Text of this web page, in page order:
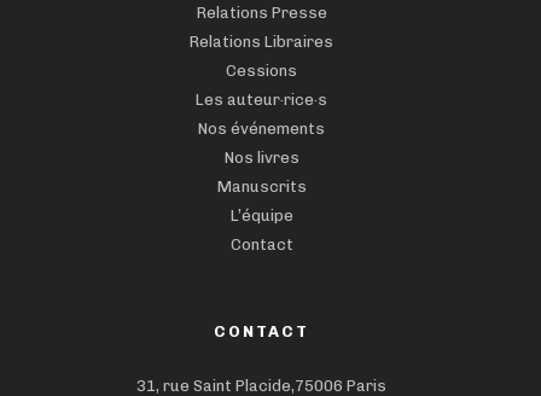
Relations Presse
Relations Libraires
Cessions
Les auteur·rice·s
Nos événements
Nos livres
Manuscrits
L’équipe
Contact
CONTACT
31, rue Saint Placide,75006 Paris